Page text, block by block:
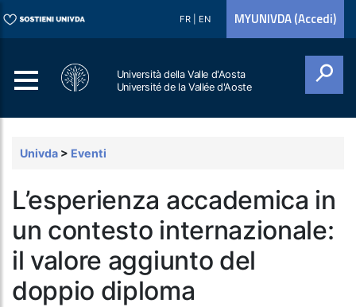
FR EN MYUNIVDA (Accedi)
Università della Valle d'Aosta
Université de la Vallée d'Aoste
Univda > Eventi
L’esperienza accademica in
un contesto internazionale:
il valore aggiunto del
doppio diploma